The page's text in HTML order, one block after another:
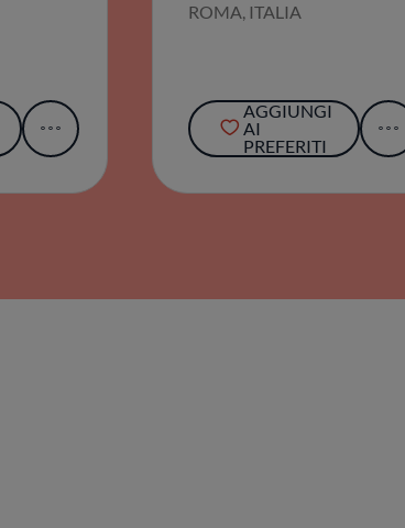
ROMA, ITALIA
AGGIUNGI
AI
PREFERITI